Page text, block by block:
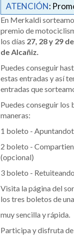
ATENCIÓN:
En Merkaldi
premio de
los días 27, 28 y 29
de Alcañiz.
Puedes conseguir
estas entradas y así
entradas que
Puedes conseguir los
maneras:
1 boleto -
2 boleto -
(opcional)
3 boleto -
Visita la página del
los tres boletos de
muy sencilla y rápida.
Participa y disfruta